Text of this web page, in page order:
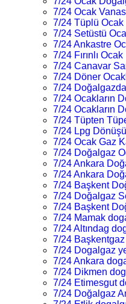
7/24 Ocak
7/24 Tüplü
7/24 Setüstü
7/24 Ankastre
7/24 Fırınlı Ocak
7/24 Canavar
7/24 Döner
7/24
7/24 Ocakların
7/24 Ocakların
7/24 Tüpten
7/24 Lpg
7/24 Ocak Gaz
7/24 Doğalgaz
7/24 Ankara
7/24 Ankara
7/24 Başkent
7/24 Doğalgaz
7/24 Başkent
7/24 Mamak
7/24 Altındag
7/24 Başkentgaz
7/24 Dogalgaz
7/24 Ankara
7/24 Dikmen
7/24 Etimesgut
7/24 Doğalgaz